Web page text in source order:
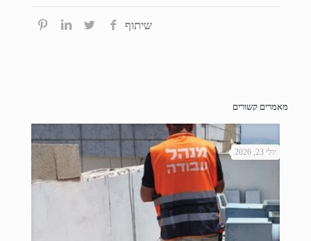
שיתוף
מאמרים קשורים
יולי 23, 2026